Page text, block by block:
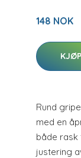
148 NOK
Rund
med en
både
justering